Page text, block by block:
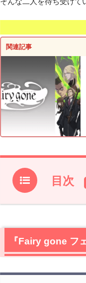
関連記事
目次
1.『Fairy gone フ
2.1 全てはその報
2.2黒の妖精書
『Fairy gone フ